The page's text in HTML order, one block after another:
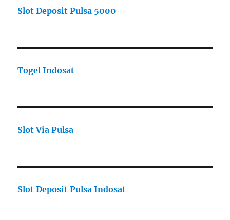
Slot Deposit Pulsa 5000
Togel Indosat
Slot Via Pulsa
Slot Deposit Pulsa Indosat